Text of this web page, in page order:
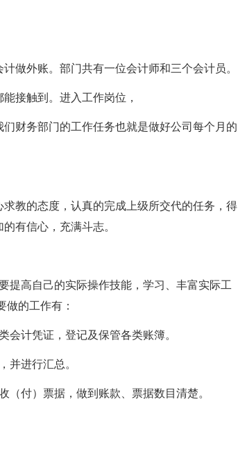
做外账。部门共有一位会计师和三个会计员。
接触到。进入工作岗位，
财务部门的工作任务也就是做好公司每个月的
教的态度，认真的完成上级所交代的任务，得
有信心，充满斗志。
提高自己的实际操作技能，学习、丰富实际工
的工作有：
会计凭证，登记及保管各类账簿。
并进行汇总。
（付）票据，做到账款、票据数目清楚。